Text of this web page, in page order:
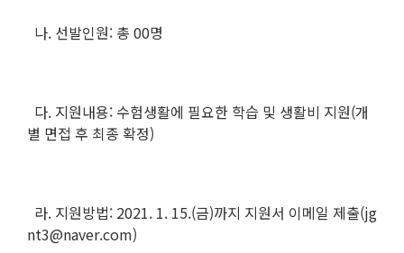
나. 선발인원: 총 00명
다. 지원내용: 수험생활에 필요한 학습 및 생활비 지원(개
별 면접 후 최종 확정)
라. 지원방법: 2021. 1. 15.(금)까지 지원서 이메일 제출(jg
nt3@naver.com)